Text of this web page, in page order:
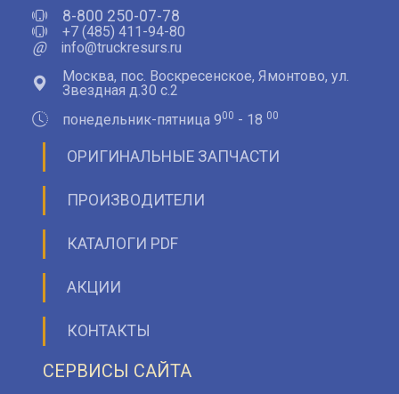
8-800 250-07-78
+7 (485) 411-94-80
@
info@truckresurs.ru
Москва, пос. Воскресенское, Ямонтово, ул.
Звездная д.30 с.2
понедельник-пятница 900 - 18 00
ОРИГИНАЛЬНЫЕ ЗАПЧАСТИ
ПРОИЗВОДИТЕЛИ
КАТАЛОГИ PDF
АКЦИИ
КОНТАКТЫ
СЕРВИСЫ САЙТА